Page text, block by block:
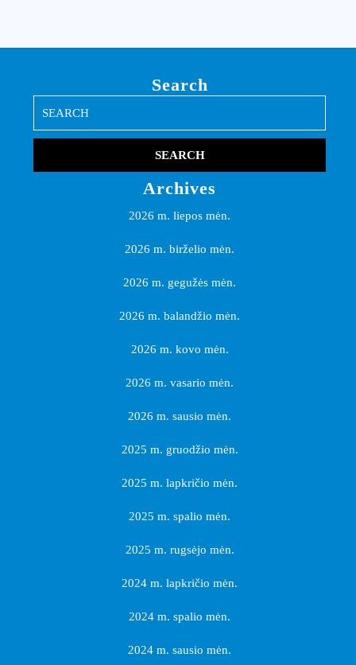
Search
for:
Archives
2026 m. liepos mėn.
2026 m. birželio mėn.
2026 m. gegužės mėn.
2026 m. balandžio mėn.
2026 m. kovo mėn.
2026 m. vasario mėn.
2026 m. sausio mėn.
2025 m. gruodžio mėn.
2025 m. lapkričio mėn.
2025 m. spalio mėn.
2025 m. rugsėjo mėn.
2024 m. lapkričio mėn.
2024 m. spalio mėn.
2024 m. sausio mėn.